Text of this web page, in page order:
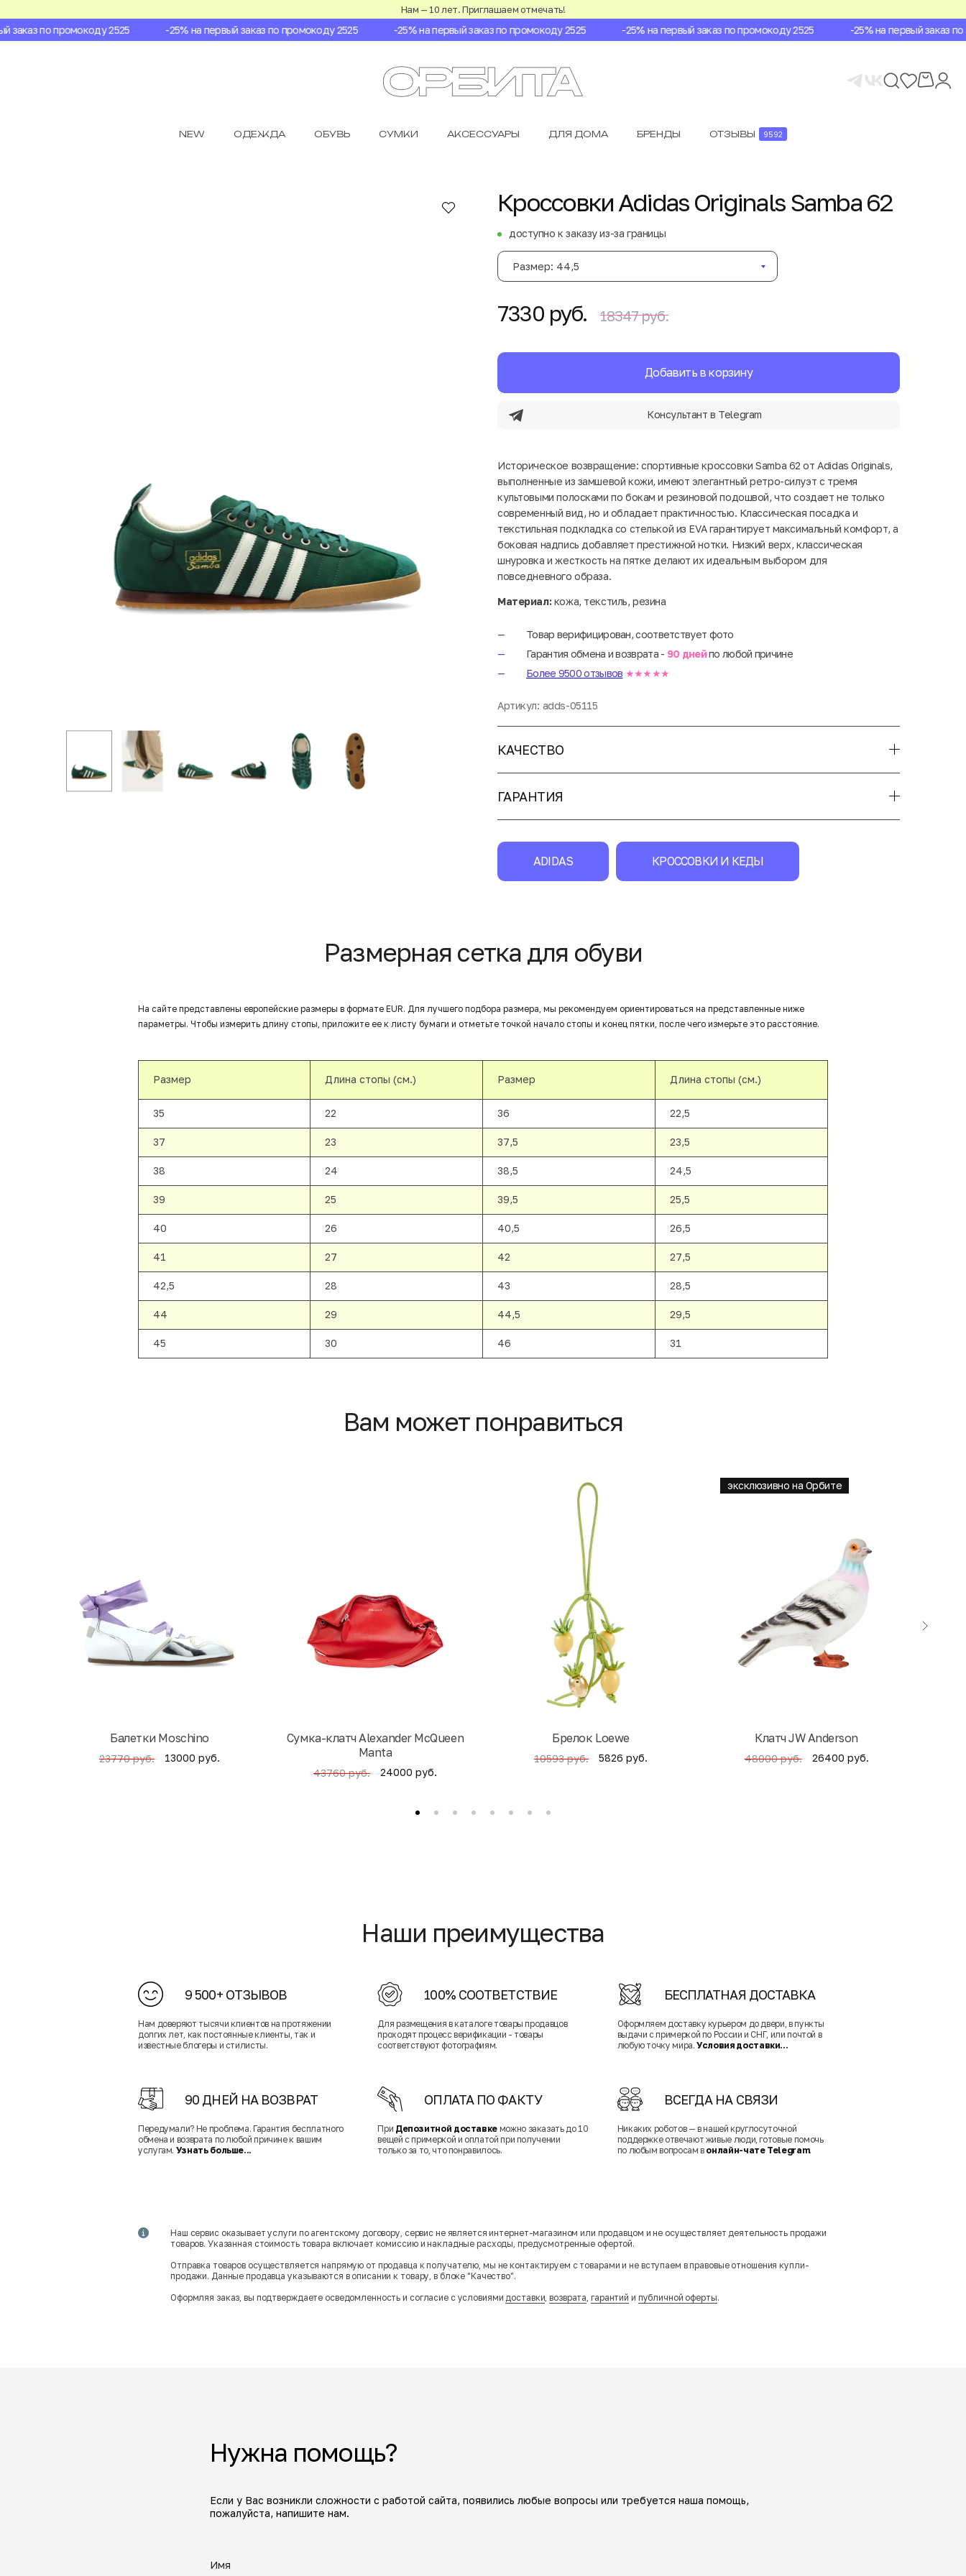
Нам — 10 лет. Приглашаем отмечать!
по промокоду 2525 -25% на первый заказ по промокоду 2525 -25% на первый заказ по промокоду 2525 -25% на первый заказ по промокоду 2525 -25% на первый заказ по
NEW ОДЕЖДА ОБУВЬ СУМКИ АКСЕССУАРЫ ДЛЯ ДОМА БРЕНДЫ ОТЗЫВЫ 9592
Кроссовки Adidas Originals Samba 62
доступно к заказу из-за границы
Размер: 44,5
7330 руб. 18347 руб.
Добавить в корзину
Консультант в Telegram
Историческое возвращение: спортивные кроссовки Samba 62 от Adidas Originals,
выполненные из замшевой кожи, имеют элегантный ретро-силуэт с тремя
культовыми полосками по бокам и резиновой подошвой, что создает не только
современный вид, но и обладает практичностью. Классическая посадка и
текстильная подкладка со стелькой из EVA гарантирует максимальный комфорт, а
боковая надпись добавляет престижной нотки. Низкий верх, классическая
шнуровка и жесткость на пятке делают их идеальным выбором для
повседневного образа.
Материал:кожа, текстиль, резина
Товар верифицирован, соответствует фото
Гарантия обмена и возврата - 90 днейпо любой причине
Более 9500 отзывов ★★★★★
Артикул: adds-05115
КАЧЕСТВО
ГАРАНТИЯ
ADIDAS КРОССОВКИ И КЕДЫ
Размерная сетка для обуви
На сайте представлены европейские размеры в формате EUR. Для лучшего подбора размера, мы рекомендуем ориентироваться на представленные ниже
параметры. Чтобы измерить длину стопы, приложите ее к листу бумаги и отметьте точкой начало стопы и конец пятки, после чего измерьте это расстояние.
Размер Длина стопы (см.) Размер Длина стопы (см.)
35 22 36 22,5
37 23 37,5 23,5
38 24 38,5 24,5
39 25 39,5 25,5
40 26 40,5 26,5
41 27 42 27,5
42,5 28 43 28,5
44 29 44,5 29,5
45 30 46 31
Вам может понравиться
Балетки Moschino
23770 руб. 13000 руб.
Cумка-клатч Alexander McQueen
Manta
43760 руб. 24000 руб.
Брелок Loewe
10593 руб. 5826 руб.
эксклюзивно на Орбите
Клатч JW Anderson
48000 руб. 26400 руб.
Наши преимущества
9 500+ ОТЗЫВОВ
Нам доверяют тысячи клиентов на протяжении
долгих лет, как постоянные клиенты, так и
известные блогеры и стилисты.
100% СООТВЕТСТВИЕ
Для размещения в каталоге товары продавцов
проходят процесс верификации - товары
соответствуют фотографиям.
БЕСПЛАТНАЯ ДОСТАВКА
Оформляем доставку курьером до двери, в пункты
выдачи с примеркой по России и СНГ, или почтой в
любую точку мира.Условия доставки...
90 ДНЕЙ НА ВОЗВРАТ
Передумали? Не проблема. Гарантия бесплатного
обмена и возврата по любой причине к вашим
услугам. Узнать больше...
ОПЛАТА ПО ФАКТУ
При Депозитной доставке можно заказать до 10
вещей с примеркой и оплатой при получении
только за то, что понравилось.
ВСЕГДА НА СВЯЗИ
Никаких роботов — в нашей круглосуточной
поддержке отвечают живые люди, готовые помочь
по любым вопросам в онлайн-чате Telegram.
Наш сервис оказывает услуги по агентскому договору, сервис не является интернет-магазином или продавцом и не осуществляет деятельность продажи
товаров. Указанная стоимость товара включает комиссию и накладные расходы, предусмотренные офертой.
Отправка товаров осуществляется напрямую от продавца к получателю, мы не контактируем с товарами и не вступаем в правовые отношения купли-
продажи. Данные продавца указываются в описании к товару, в блоке "Качество".
Оформляя заказ, вы подтверждаете осведомленность и согласие с условиями доставки ,возврата гарантий и публичной оферты.
Нужна помощь?
Если у Вас возникли сложности с работой сайта, появились любые вопросы или требуется наша помощь,
пожалуйста, напишите нам.
Имя